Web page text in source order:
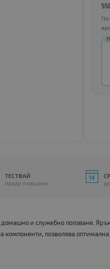
ТЕСТВАЙ
преди плащане
и служебно ползване.
компоненти, позволява